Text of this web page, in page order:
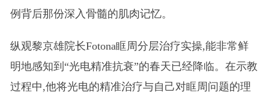
例背后那份深入骨髓的肌肉记忆。
纵观黎京雄院长Fotona眶周分层治疗实操,能非常鲜
明地感知到“光电精准抗衰”的春天已经降临。在示教
过程中,他将光电的精准治疗与自己对眶周问题的理